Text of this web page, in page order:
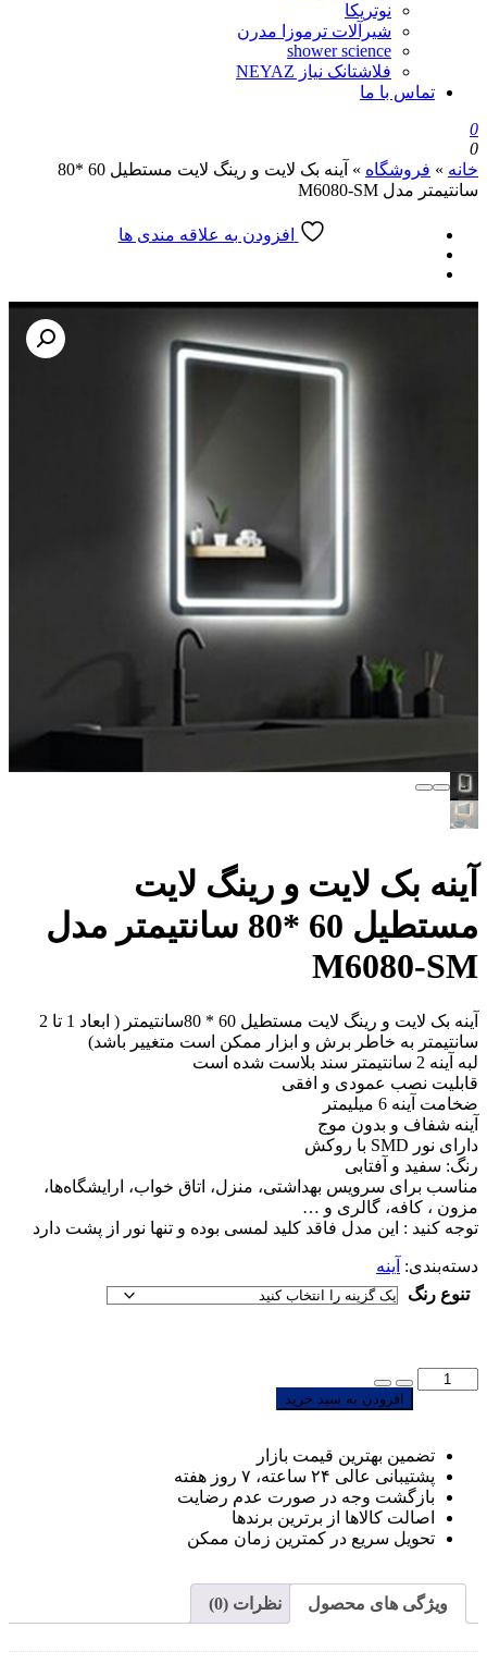
نوتریکا
شیرآلات ترموزا مدرن
shower science
فلاشتانک نیاز NEYAZ
تماس با ما
0
0
خانه » فروشگاه »
آینه بک لایت و رینگ لایت مستطیل 60 *80
سانتیمتر مدل M6080-SM
افزودن به علاقه مندی ها
آینه بک لایت و رینگ لایت
مستطیل 60 *80 سانتیمتر مدل
M6080-SM
آینه بک لایت و رینگ لایت مستطیل 60 * 80سانتیمتر ( ابعاد 1 تا 2
سانتیمتر به خاطر برش و ابزار ممکن است متغییر باشد)
لبه آینه 2 سانتیمتر سند بلاست شده است
قابلیت نصب عمودی و افقی
ضخامت آینه 6 میلیمتر
آینه شفاف و بدون موج
دارای نور SMD با روکش
رنگ: سفید و آفتابی
مناسب برای سرویس بهداشتی، منزل، اتاق خواب، ارایشگاه‌ها،
مزون ، کافه، گالری و …
توجه کنید : این مدل فاقد کلید لمسی بوده و تنها نور از پشت دارد
دسته‌بندی: آینه
تنوع رنگ
تعداد:
رینگ
لایت
مستطیل
سانتیمتر
M6080-
افزودن به سبد خرید
تضمین بهترین قیمت بازار
پشتیبانی عالی ۲۴ ساعته، ۷ روز هفته
بازگشت وجه در صورت عدم رضایت
اصالت کالاها از برترین برندها
تحویل سریع در کمترین زمان ممکن
ویژگی های محصول نظرات (0)